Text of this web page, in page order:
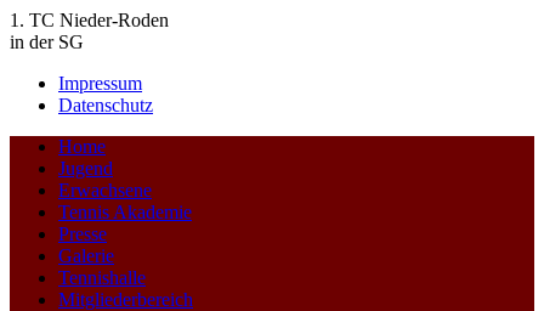
1. TC Nieder-Roden
in der SG
Impressum
Datenschutz
Home
Jugend
Erwachsene
Tennis Akademie
Presse
Galerie
Tennishalle
Mitgliederbereich